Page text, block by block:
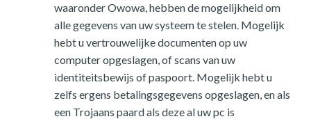
waaronder Owowa, hebben de mogelijkheid om
alle gegevens van uw systeem te stelen. Mogelijk
hebt u vertrouwelijke documenten op uw
computer opgeslagen, of scans van uw
identiteitsbewijs of paspoort. Mogelijk hebt u
zelfs ergens betalingsgegevens opgeslagen, en als
een Trojaans paard als deze al uw pc is